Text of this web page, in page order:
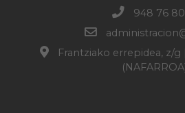
948 76 80
Frantziako errepidea, z/g